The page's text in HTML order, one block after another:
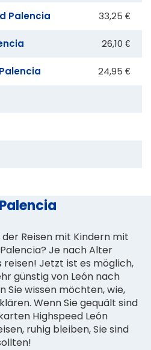
Palencia 33,25 €
26,10 €
24,95 €
Reisen mit Kindern mit
Je nach Alter
reisen! Jetzt ist es möglich,
günstig von León nach
Sie wissen möchten, wie,
Wenn Sie gequält sind
Highspeed León
ruhig bleiben, Sie sind